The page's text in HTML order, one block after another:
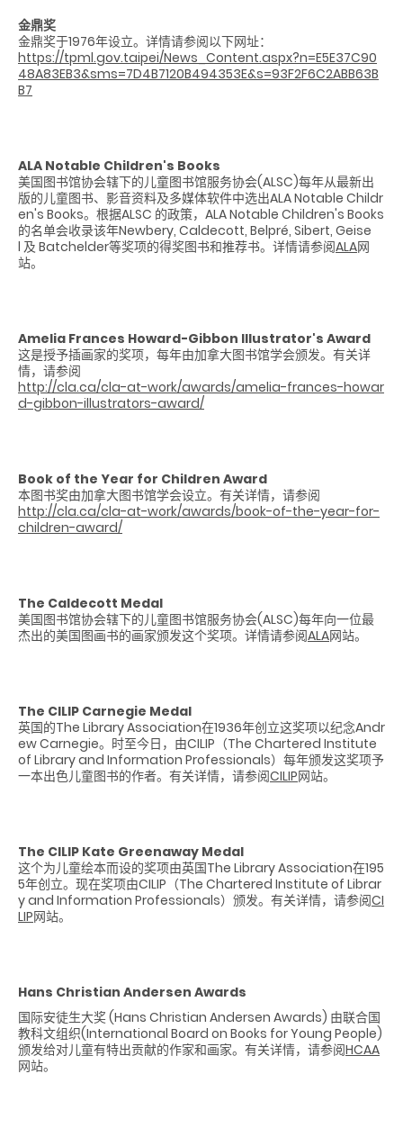
金鼎奖
金鼎奖于1976年设立。详情请参阅以下网址：
https://tpml.gov.taipei/News_Content.aspx?n=E5E37C90
48A83EB3&sms=7D4B7120B494353E&s=93F2F6C2ABB63B
B7
ALA Notable Children's Books
美国图书馆协会辖下的儿童图书馆服务协会(ALSC)每年从最新出
版的儿童图书、影音资料及多媒体软件中选出ALA Notable Childr
en's Books。根据ALSC 的政策，ALA Notable Children's Books
的名单会收录该年Newbery, Caldecott, Belpré, Sibert, Geise
l 及 Batchelder等奖项的得奖图书和推荐书。详情请参阅ALA网
站。
Amelia Frances Howard-Gibbon Illustrator's Award
这是授予插画家的奖项，每年由加拿大图书馆学会颁发。有关详
情，请参阅
http://cla.ca/cla-at-work/awards/amelia-frances-howar
d-gibbon-illustrators-award/
Book of the Year for Children Award
本图书奖由加拿大图书馆学会设立。有关详情，请参阅
http://cla.ca/cla-at-work/awards/book-of-the-year-for-
children-award/
The Caldecott Medal
美国图书馆协会辖下的儿童图书馆服务协会(ALSC)每年向一位最
杰出的美国图画书的画家颁发这个奖项。详情请参阅ALA网站。
The CILIP Carnegie Medal
英国的The Library Association在1936年创立这奖项以纪念Andr
ew Carnegie。时至今日，由CILIP（The Chartered Institute
of Library and Information Professionals）每年颁发这奖项予
一本出色儿童图书的作者。有关详情，请参阅CILIP网站。
The CILIP Kate Greenaway Medal
这个为儿童绘本而设的奖项由英国The Library Association在195
5年创立。现在奖项由CILIP（The Chartered Institute of Librar
y and Information Professionals）颁发。有关详情，请参阅CI
LIP网站。
Hans Christian Andersen Awards
国际安徒生大奖 (Hans Christian Andersen Awards) 由联合国
教科文组织(International Board on Books for Young People)
颁发给对儿童有特出贡献的作家和画家。有关详情，请参阅HCAA
网站。